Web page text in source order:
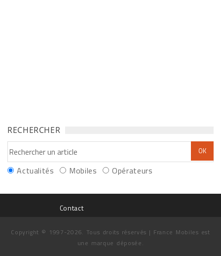
RECHERCHER
Actualités Mobiles Opérateurs
Contact
Copyright © 1997-2026. Tous droits réservés | France Mobiles est
une marque déposée.